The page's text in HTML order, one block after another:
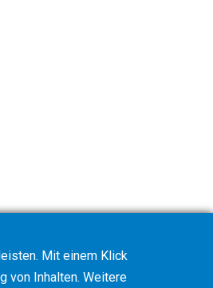
Mit einem Klick
von Inhalten. Weitere